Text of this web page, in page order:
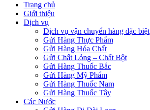
Trang chủ
Giới thiệu
Dịch vụ
Dịch vụ vận chuyển hàng đặc biệt
Gửi Hàng Thực Phẩm
Gửi Hàng Hóa Chất
Gửi Chất Lỏng – Chất Bột
Gửi Hàng Thuốc Bắc
Gửi Hàng Mỹ Phẩm
Gửi Hàng Thuốc Nam
Gửi Hàng Thuốc Tây
Các Nước